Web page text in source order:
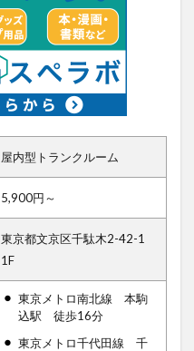
屋内型トランクルーム
5,900円～
東京都文京区千駄木2-42-1
1F
東京メトロ南北線 本駒
込駅 徒歩16分
東京メトロ千代田線 千